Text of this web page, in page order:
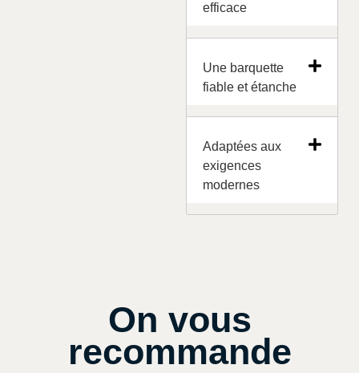
efficace
Une barquette
fiable et étanche
Adaptées aux
exigences
modernes
On vous
recommande